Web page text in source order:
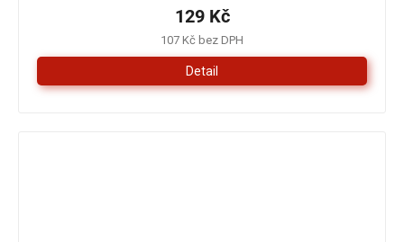
107 Kč bez DPH
129 Kč
Detail